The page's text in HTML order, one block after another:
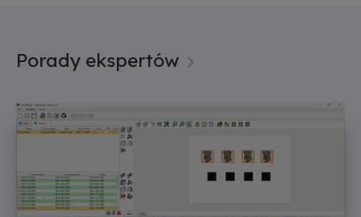
Porady ekspertów